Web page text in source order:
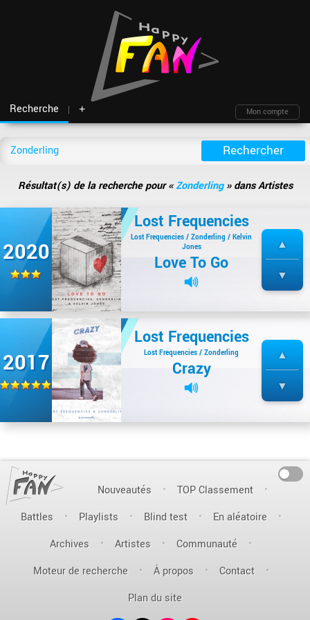
Recherche +
Fil d'actu
Membres
Artistes
Hasard
Moteur de recherche
Archives
Contact
Plan du site
Mon compte
Résultat(s) de la recherche pour «Zonderling» dans Artistes
2020
Lost Frequencies
Lost Frequencies / Zonderling / Kelvin
Jones
Love To Go
2017
Lost Frequencies
Lost Frequencies / Zonderling
Crazy
Nouveautés
TOP Classement
Battles
Playlists Blind test
En aléatoire
Archives
Artistes
Communauté
Moteur de recherche
À propos
Contact
Plan du site
On